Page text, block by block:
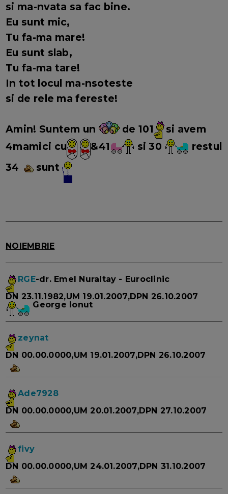
si ma-nvata sa fac bine.
Eu sunt mic,
Tu fa-ma mare!
Eu sunt slab,
Tu fa-ma tare!
In tot locul ma-nsoteste
si de rele ma fereste!
Amin! Suntem un de 101
si avem
4mamici cu
&41 si 30
restul
34
sunt
NOIEMBRIE
RGE-dr. Emel Nuraltay - Euroclinic
DN 23.11.1982,UM 19.01.2007,DPN 26.10.2007
George Ionut
zeynat
DN 00.00.0000,UM 19.01.2007,DPN 26.10.2007
Ade7928
DN 00.00.0000,UM 20.01.2007,DPN 27.10.2007
fivy
DN 00.00.0000,UM 24.01.2007,DPN 31.10.2007